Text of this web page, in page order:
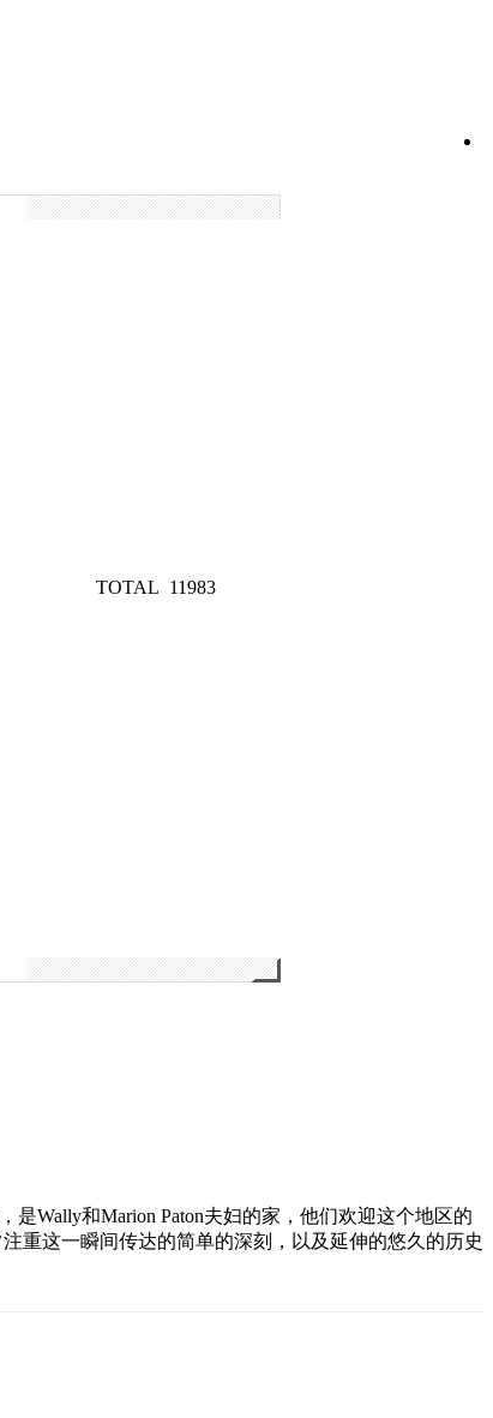
TOTAL 11983
是Wally和Marion Paton夫妇的家，他们欢迎这个地区的
重这一瞬间传达的简单的深刻，以及延伸的悠久的历史